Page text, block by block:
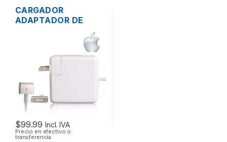
CARGADOR
ADAPTADOR DE
ENERGÍA MAC APPLE
MAGSAFE2 14.85V
3.05A 45W ORIGINAL
$99.99 Incl. IVA
Precio en efectivo o
transferencia